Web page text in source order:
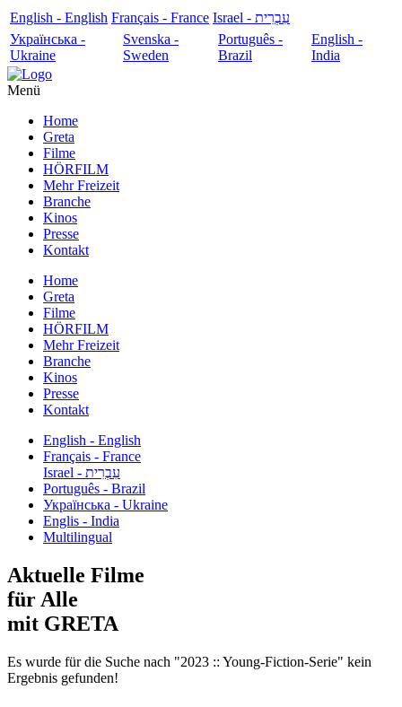
English - English Français - France
עִבְרִית - Israel
Українська -
Ukraine
Svenska -
Sweden
Português -
Brazil
English -
India
Menü
Home
Greta
Filme
HÖRFILM
Mehr Freizeit
Branche
Kinos
Presse
Kontakt
Home
Greta
Filme
HÖRFILM
Mehr Freizeit
Branche
Kinos
Presse
Kontakt
English - English
Français - France
עִבְרִית - Israel
Português - Brazil
Українська - Ukraine
Englis - India
Multilingual
Aktuelle Filme
für Alle
mit GRETA
Es wurde für die Suche nach "2023 :: Young-Fiction-Serie" kein
Ergebnis gefunden!